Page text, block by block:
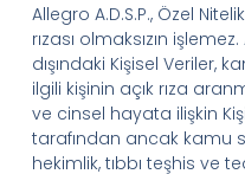
Allegro A.D.S.P., Özel
rızası olmaksızın
dışındaki Kişisel Veriler,
ilgili kişinin açık rıza
ve cinsel hayata ilişkin
tarafından ancak kamu
hekimlik, tıbbı teşhis ve